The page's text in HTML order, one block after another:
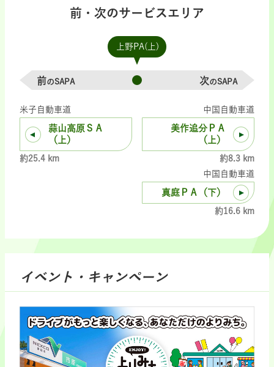
前・次のサービスエリア
上野PA(上)
前のSAPA 次のSAPA
米子自動車道
蒜山高原ＳＡ
（上）
約25.4 km
中国自動車道
美作追分ＰＡ
（上）
約8.3 km
中国自動車道
真庭ＰＡ（下）
約16.6 km
イベント・キャンペーン